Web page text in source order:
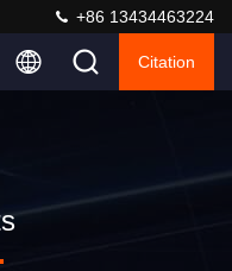
+86 13434463224
Citation